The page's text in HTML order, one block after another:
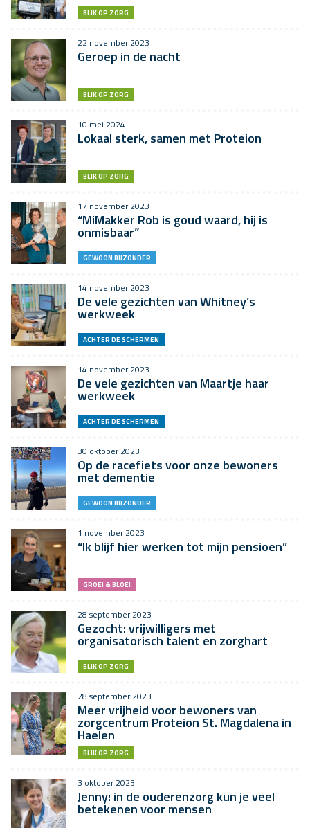
BLIK OP ZORG
22 november 2023
Geroep in de nacht
BLIK OP ZORG
10 mei 2024
Lokaal sterk, samen met Proteion
BLIK OP ZORG
17 november 2023
“MiMakker Rob is goud waard, hij is
onmisbaar”
GEWOON BIJZONDER
14 november 2023
De vele gezichten van Whitney’s
werkweek
ACHTER DE SCHERMEN
14 november 2023
De vele gezichten van Maartje haar
werkweek
ACHTER DE SCHERMEN
30 oktober 2023
Op de racefiets voor onze bewoners
met dementie
GEWOON BIJZONDER
1 november 2023
“Ik blijf hier werken tot mijn pensioen”
GROEI & BLOEI
28 september 2023
Gezocht: vrijwilligers met
organisatorisch talent en zorghart
BLIK OP ZORG
28 september 2023
Meer vrijheid voor bewoners van
zorgcentrum Proteion St. Magdalena in
Haelen
BLIK OP ZORG
3 oktober 2023
Jenny: in de ouderenzorg kun je veel
betekenen voor mensen